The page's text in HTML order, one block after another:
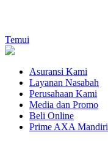
Temui
Asuransi Kami
Layanan Nasabah
Perusahaan Kami
Media dan Promo
Beli Online
Prime AXA Mandiri